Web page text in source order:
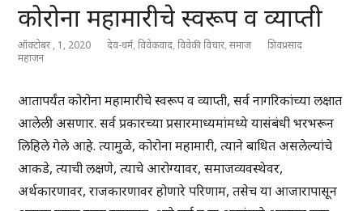
कोरोना महामारीचे स्वरूप व व्याप्ती
ऑक्टोबर , 1, 2020 देव-धर्म,विवेकवाद,विवेकी विचार,समाज
शिवप्रसाद
महाजन
आतापर्यंत कोरोना महामारीचे स्वरूप व व्याप्ती, सर्व नागरिकांच्या लक्षात
आलेली असणार. सर्व प्रकारच्या प्रसारमाध्यमांमध्ये यासंबंधी भरभरून
लिहिले गेले आहे. त्यामुळे, कोरोना महामारी, त्याने बाधित असलेल्यांचे
आकडे, त्याची लक्षणे, त्याचे आरोग्यावर, समाजव्यवस्थेवर,
अर्थकारणावर, राजकारणावर होणारे परिणाम, तसेच या आजारापासून